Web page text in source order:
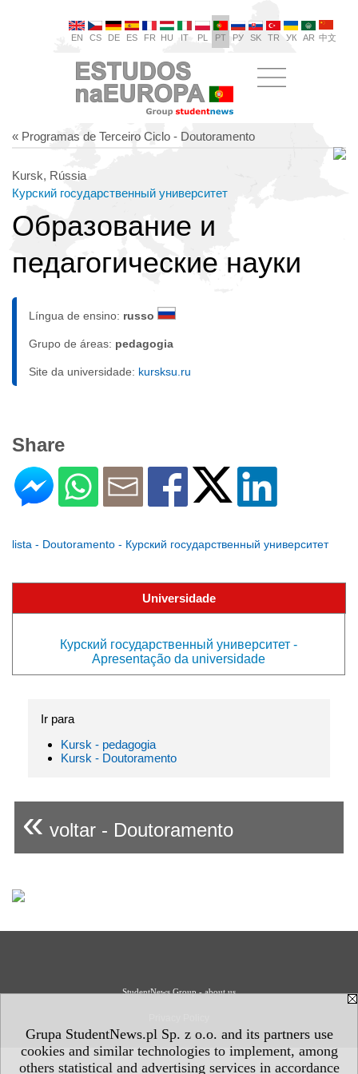
Grupa StudentNews.pl Sp. z o.o. and its partners use
cookies and similar technologies to implement, among
others statistical and advertising services in accordance
EN CS DE ES FR HU IT PL PT РУ SK TR УК AR 中文
« Programas de Terceiro Ciclo - Doutoramento
Kursk, Rússia
Курский государственный университет
Образование и
педагогические науки
Língua de ensino: russo
Grupo de áreas: pedagogia
Site da universidade: kursksu.ru
Share
lista - Doutoramento - Курский государственный университет
Universidade
Курский государственный университет -
Apresentação da universidade
Ir para
Kursk - pedagogia
Kursk - Doutoramento
« voltar - Doutoramento
StudentNews Group - about us